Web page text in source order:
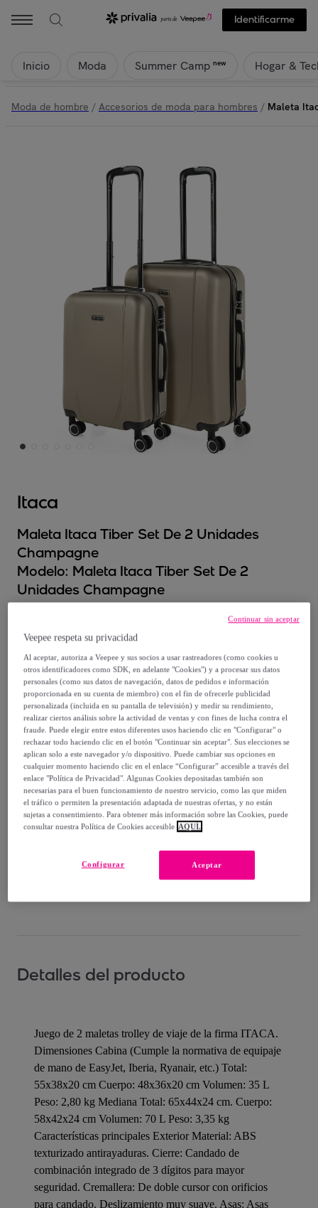
Identificarme
Inicio Moda Summer Camp new Hogar &
Moda de hombre / Accesorios de moda para hombres / Maleta
Itaca
Maleta Itaca Tiber Set De 2 Unidades
Champagne
Modelo: Maleta Itaca Tiber Set De 2
Unidades Champagne
89, €
138,60 €
-35%
Vendido porTOP MALETAS
Entrega
Envío gratis
y el11/08
Detalles del producto
Juego de 2 maletas trolley de viaje de la firma ITACA.
Dimensiones Cabina (Cumple la normativa de equipaje
de mano de EasyJet, Iberia, Ryanair, etc.) Total:
55x38x20 cm Cuerpo: 48x36x20 cm Volumen: 35 L
Peso: 2,80 kg Mediana Total: 65x44x24 cm. Cuerpo:
58x42x24 cm Volumen: 70 L Peso: 3,35 kg
Características principales Exterior Material: ABS
texturizado antirayaduras. Cierre: Candado de
combinación integrado de 3 dígitos para mayor
seguridad. Cremallera: De doble cursor con orificios
para candado. Deslizamiento muy suave. Asas: Asas
Veepee respeta su privacidad
Al aceptar, autoriza a Veepee y sus socios a usar rastreadores (como cookies u
otros identificadores como SDK, en adelante "Cookies") y a procesar sus datos
personales (como sus datos de navegación, datos de pedidos e información
proporcionada en su cuenta de miembro) con el fin de ofrecerle publicidad
personalizada (incluida en su pantalla de televisión) y medir su rendimiento,
realizar ciertos análisis sobre la actividad de ventas y con fines de lucha contra el
fraude. Puede elegir entre estos diferentes usos haciendo clic en "Configurar" o
rechazar todo haciendo clic en el botón "Continuar sin aceptar". Sus elecciones se
aplican solo a este navegador y/o dispositivo. Puede cambiar sus opciones en
cualquier momento haciendo clic en el enlace “Configurar” accesible a través del
enlace "Política de Privacidad". Algunas Cookies depositadas también son
necesarias para el buen funcionamiento de nuestro servicio, como las que miden
el tráfico o permiten la presentación adaptada de nuestras ofertas, y no están
sujetas a consentimiento. Para obtener más información sobre las Cookies, puede
consultar nuestra Política de Cookies accesible AQUÍ.
Aceptar
Configurar
Continuar sin aceptar